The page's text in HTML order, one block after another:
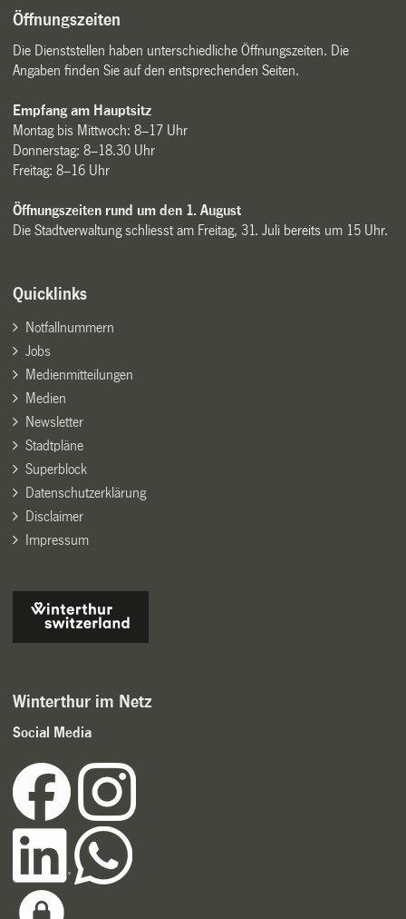
Öffnungszeiten
Die Dienststellen haben unterschiedliche Öffnungszeiten. Die
Angaben finden Sie auf den entsprechenden Seiten.
Empfang am Hauptsitz
Montag bis Mittwoch: 8–17 Uhr
Donnerstag: 8–18.30 Uhr
Freitag: 8–16 Uhr
Öffnungszeiten rund um den 1. August
Die Stadtverwaltung schliesst am Freitag, 31. Juli bereits um 15 Uhr.
Quicklinks
Notfallnummern
Jobs
Medienmitteilungen
Medien
Newsletter
Stadtpläne
Superblock
Datenschutzerklärung
Disclaimer
Impressum
Winterthur im Netz
Social Media